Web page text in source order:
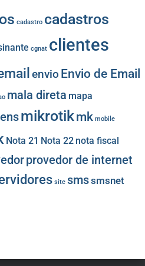
cadastro cadastros
cgnat clientes
envio Envio de Email
mala direta mapa
mikrotikmk mobile
Nota 21 Nota 22 nota fiscal
provedor de internet
site smssmsnet